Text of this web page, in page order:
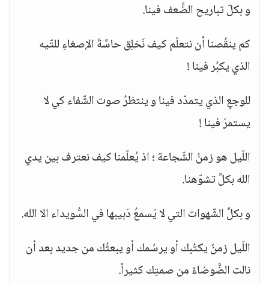
و بكلّ تباريح الضَّعف فينا.
كم ينقُصنا أن نتعلّم كيف نَخلِق حاسَّةَ الإصغاءِ للتّيه
الذي يكبُر فينا !
للوجعِ الذي يتمدّد فينا و ينتظرُ صوت الشّفاء كي لا
يستمرَ فينا !
اللّيل هو زمنُ الشّجاعة ؛ اذ يُعلّمنا كيف نعترف بين يدي
الله بكلِّ تشوّهنا.
و بكلِّ الشّهوات التي لا يَسمعُ دَبيبها في السُّويداء الا الله.
اللّيل زمنٌ يكتُبك أو يرسُمك أو يبعثُك من جديد بعد أن
نالت الضَّوضاءُ من صمتِك كثيراً.